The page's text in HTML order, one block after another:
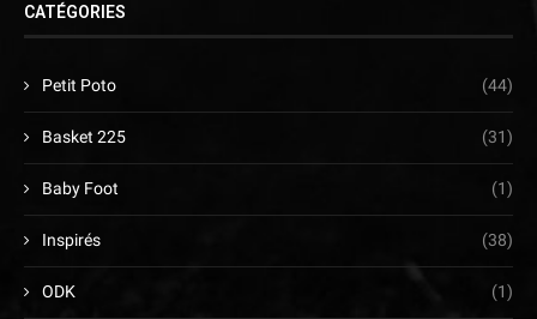
CATÉGORIES
Petit Poto (44)
Basket 225 (31)
Baby Foot (1)
Inspirés (38)
ODK (1)